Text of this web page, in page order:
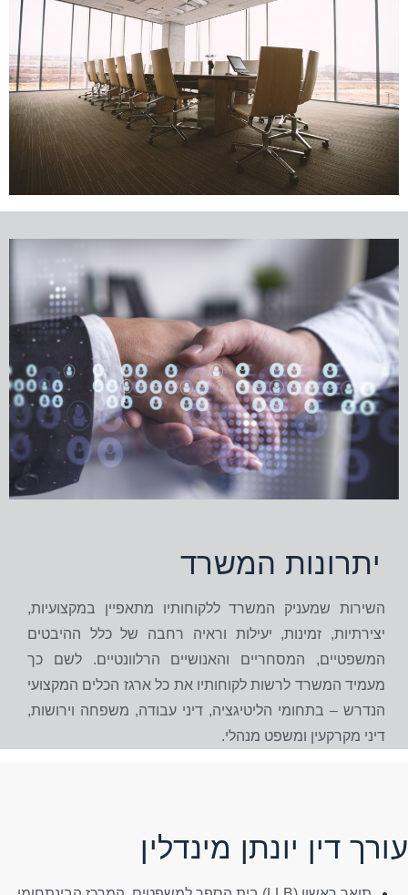
יתרונות המשרד
השירות שמעניק המשרד ללקוחותיו מתאפיין במקצועיות,
יצירתיות, זמינות, יעילות וראיה רחבה של כלל ההיבטים
המשפטיים, המסחריים והאנושיים הרלוונטיים. לשם כך
מעמיד המשרד לרשות לקוחותיו את כל ארגז הכלים המקצועי
הנדרש – בתחומי הליטיגציה, דיני עבודה, משפחה וירושות,
דיני מקרקעין ומשפט מנהלי.
דין יונתן מינדלין